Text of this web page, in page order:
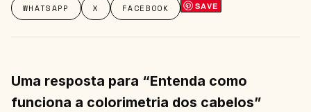
WHATSAPP X FACEBOOK SAVE
Uma resposta para “Entenda como
funciona a colorimetria dos cabelos”